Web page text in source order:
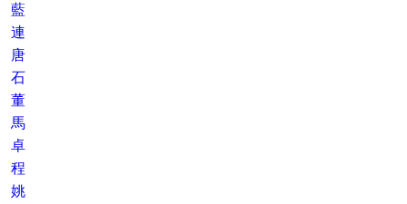
藍
連
唐
石
董
馬
卓
程
姚